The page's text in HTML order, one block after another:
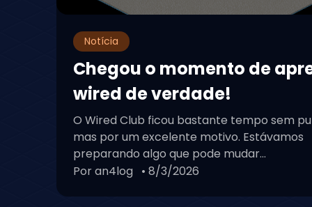
Notícia
Chegou o momento de
wired de verdade!
O Wired Club ficou bastante tempo sem
mas por um excelente motivo. Estávamos
preparando algo que pode mudar...
Por an4log • 8/3/2026